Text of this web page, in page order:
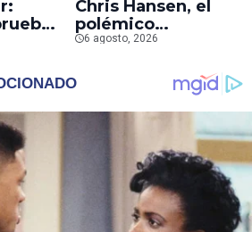
Chris Hansen, el
polémico
presentador que
interpreta en su
nueva película
6 agosto, 2026